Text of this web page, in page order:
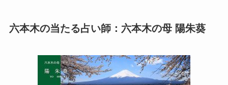
六本木の当たる占い師：六本木の母 陽朱葵